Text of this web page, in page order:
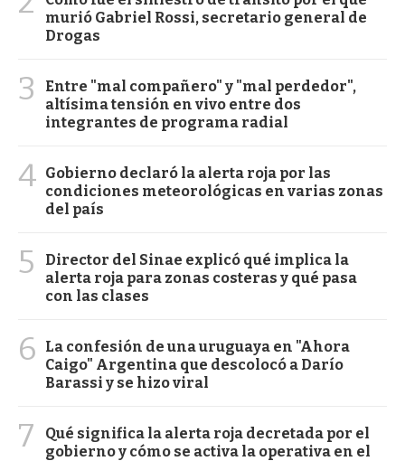
murió Gabriel Rossi, secretario general de
Drogas
3
Entre "mal compañero" y "mal perdedor",
altísima tensión en vivo entre dos
integrantes de programa radial
4 Gobierno declaró la alerta roja por las
condiciones meteorológicas en varias zonas
del país
5
Director del Sinae explicó qué implica la
alerta roja para zonas costeras y qué pasa
con las clases
6
La confesión de una uruguaya en "Ahora
Caigo" Argentina que descolocó a Darío
Barassi y se hizo viral
7
Qué significa la alerta roja decretada por el
gobierno y cómo se activa la operativa en el